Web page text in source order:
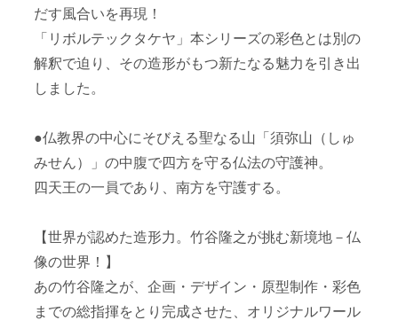
だす風合いを再現！
「リボルテックタケヤ」本シリーズの彩色とは別の
解釈で迫り、その造形がもつ新たなる魅力を引き出
しました。
●仏教界の中心にそびえる聖なる山「須弥山（しゅ
みせん）」の中腹で四方を守る仏法の守護神。
四天王の一員であり、南方を守護する。
【世界が認めた造形力。竹谷隆之が挑む新境地－仏
像の世界！】
あの竹谷隆之が、企画・デザイン・原型制作・彩色
までの総指揮をとり完成させた、オリジナルワール